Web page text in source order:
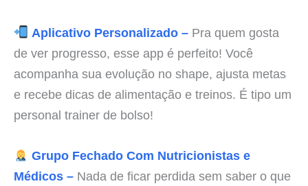
Aplicativo Personalizado –Pra quem gosta
de ver progresso, esse app é perfeito! Você
acompanha sua evolução no shape, ajusta metas
e recebe dicas de alimentação e treinos. É tipo um
personal trainer de bolso!
Grupo Fechado Com Nutricionistas e
Médicos – Nada de ficar perdida sem saber o que